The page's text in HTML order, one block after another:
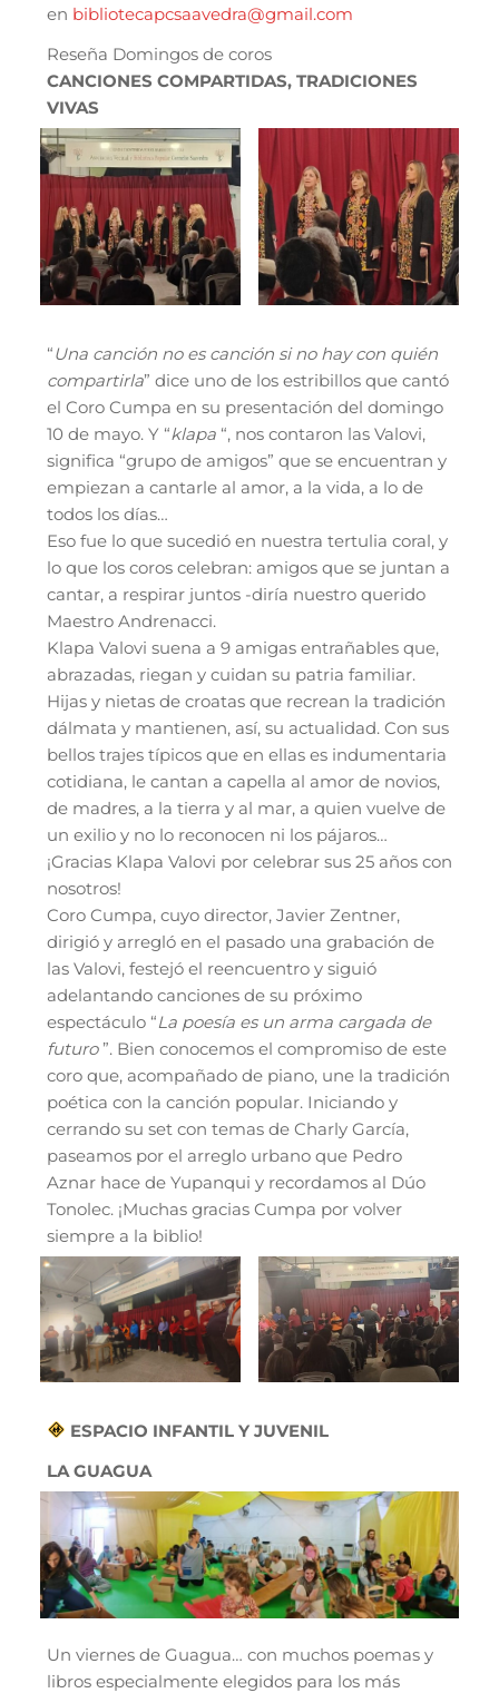
en bibliotecapcsaavedra@gmail.com
Reseña Domingos de coros
CANCIONES COMPARTIDAS, TRADICIONES
VIVAS
“Una canción no es canción si no hay con quién
compartirla” dice uno de los estribillos que cantó
el Coro Cumpa en su presentación del domingo
10 de mayo. Y “klapa“, nos contaron las Valovi,
significa “grupo de amigos” que se encuentran y
empiezan a cantarle al amor, a la vida, a lo de
todos los días…
Eso fue lo que sucedió en nuestra tertulia coral, y
lo que los coros celebran: amigos que se juntan a
cantar, a respirar juntos -diría nuestro querido
Maestro Andrenacci.
Klapa Valovi suena a 9 amigas entrañables que,
abrazadas, riegan y cuidan su patria familiar.
Hijas y nietas de croatas que recrean la tradición
dálmata y mantienen, así, su actualidad. Con sus
bellos trajes típicos que en ellas es indumentaria
cotidiana, le cantan a capella al amor de novios,
de madres, a la tierra y al mar, a quien vuelve de
un exilio y no lo reconocen ni los pájaros…
¡Gracias Klapa Valovi por celebrar sus 25 años con
nosotros!
Coro Cumpa, cuyo director, Javier Zentner,
dirigió y arregló en el pasado una grabación de
las Valovi, festejó el reencuentro y siguió
adelantando canciones de su próximo
espectáculo “La poesía es un arma cargada de
futuro”. Bien conocemos el compromiso de este
coro que, acompañado de piano, une la tradición
poética con la canción popular. Iniciando y
cerrando su set con temas de Charly García,
paseamos por el arreglo urbano que Pedro
Aznar hace de Yupanqui y recordamos al Dúo
Tonolec. ¡Muchas gracias Cumpa por volver
siempre a la biblio!
ESPACIO INFANTIL Y JUVENIL
LA GUAGUA
Un viernes de Guagua… con muchos poemas y
libros especialmente elegidos para los más